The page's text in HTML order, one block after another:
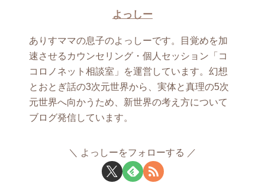
よっしー
ありすママの息子のよっしーです。目覚めを加
速させるカウンセリング・個人セッション「コ
コロノネット相談室」を運営しています。幻想
とおとぎ話の3次元世界から、実体と真理の5次
元世界へ向かうため、新世界の考え方について
ブログ発信しています。
よっしーをフォローする